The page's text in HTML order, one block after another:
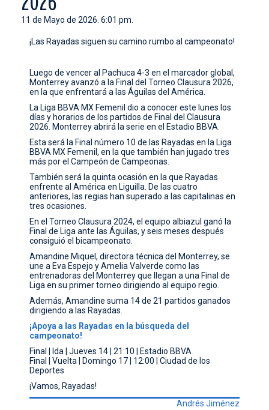
CONTACTO
11 de Mayo de 2026. 6:01 pm.
¡Las Rayadas siguen su camino rumbo al campeonato!
Luego de vencer al Pachuca 4-3 en el marcador global,
Monterrey avanzó a la Final del Torneo Clausura 2026,
en la que enfrentará a las Águilas del América.
La Liga BBVA MX Femenil dio a conocer este lunes los
días y horarios de los partidos de Final del Clausura
2026. Monterrey abrirá la serie en el Estadio BBVA.
Esta será la Final número 10 de las Rayadas en la Liga
BBVA MX Femenil, en la que también han jugado tres
más por el Campeón de Campeonas.
También será la quinta ocasión en la que Rayadas
enfrente al América en Liguilla. De las cuatro
anteriores, las regias han superado a las capitalinas en
tres ocasiones.
En el Torneo Clausura 2024, el equipo albiazul ganó la
Final de Liga ante las Águilas, y seis meses después
consiguió el bicampeonato.
Amandine Miquel, directora técnica del Monterrey, se
une a Eva Espejo y Amelia Valverde como las
entrenadoras del Monterrey que llegan a una Final de
Liga en su primer torneo dirigiendo al equipo regio.
Además, Amandine suma 14 de 21 partidos ganados
dirigiendo a las Rayadas.
¡Apoya a las Rayadas en la búsqueda del
campeonato!
Final | Ida | Jueves 14 | 21:10 | Estadio BBVA
Final | Vuelta | Domingo 17 | 12:00 | Ciudad de los
Deportes
¡Vamos, Rayadas!
Andrés Jiménez